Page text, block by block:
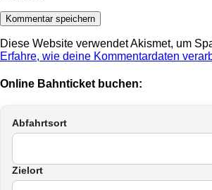
Diese Website verwendet Akismet, um
Erfahre, wie deine Kommentardaten
Online Bahnticket buchen:
Abfahrtsort
Zielort